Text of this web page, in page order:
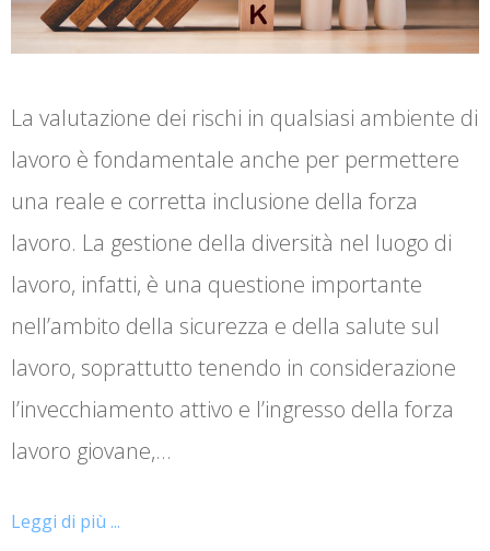
La valutazione dei rischi in qualsiasi ambiente di
lavoro è fondamentale anche per permettere
una reale e corretta inclusione della forza
lavoro. La gestione della diversità nel luogo di
lavoro, infatti, è una questione importante
nell’ambito della sicurezza e della salute sul
lavoro, soprattutto tenendo in considerazione
l’invecchiamento attivo e l’ingresso della forza
lavoro giovane,…
Leggi di più ...